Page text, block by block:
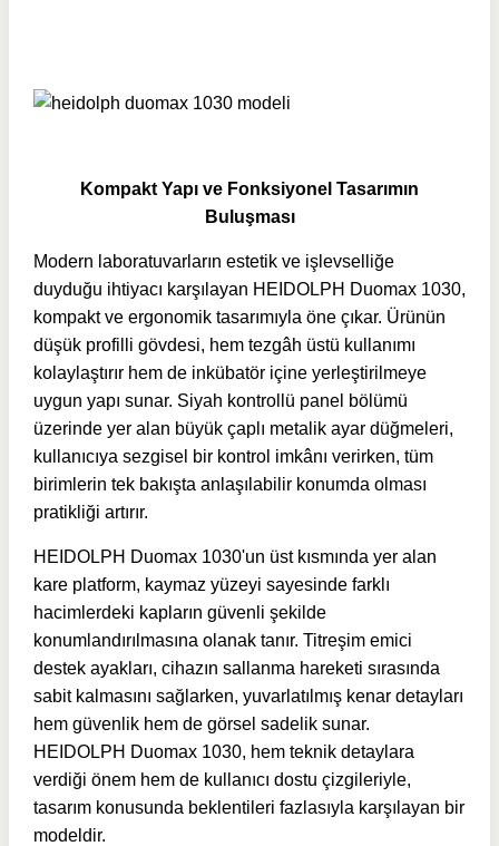
Kompakt Yapı ve Fonksiyonel Tasarımın
Buluşması
Modern laboratuvarların estetik ve işlevselliğe
duyduğu ihtiyacı karşılayan HEIDOLPH Duomax 1030,
kompakt ve ergonomik tasarımıyla öne çıkar. Ürünün
düşük profilli gövdesi, hem tezgâh üstü kullanımı
kolaylaştırır hem de inkübatör içine yerleştirilmeye
uygun yapı sunar. Siyah kontrollü panel bölümü
üzerinde yer alan büyük çaplı metalik ayar düğmeleri,
kullanıcıya sezgisel bir kontrol imkânı verirken, tüm
birimlerin tek bakışta anlaşılabilir konumda olması
pratikliği artırır.
HEIDOLPH Duomax 1030'un üst kısmında yer alan
kare platform, kaymaz yüzeyi sayesinde farklı
hacimlerdeki kapların güvenli şekilde
konumlandırılmasına olanak tanır. Titreşim emici
destek ayakları, cihazın sallanma hareketi sırasında
sabit kalmasını sağlarken, yuvarlatılmış kenar detayları
hem güvenlik hem de görsel sadelik sunar.
HEIDOLPH Duomax 1030, hem teknik detaylara
verdiği önem hem de kullanıcı dostu çizgileriyle,
tasarım konusunda beklentileri fazlasıyla karşılayan bir
modeldir.